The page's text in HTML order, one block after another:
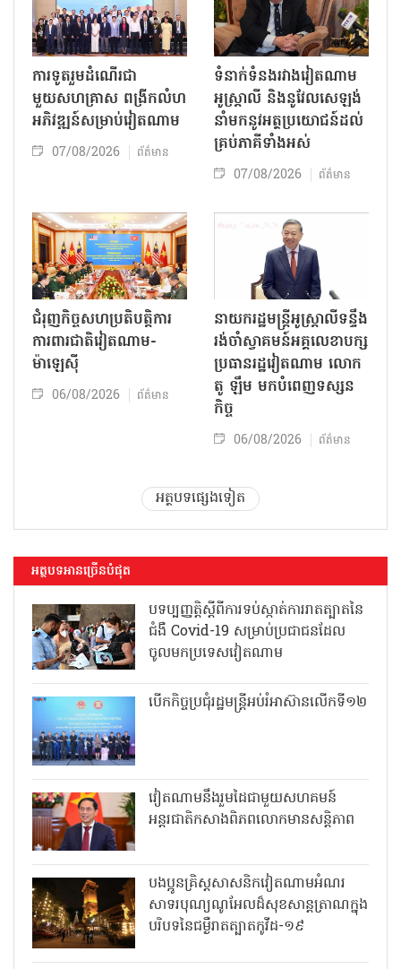
ការទូតរួមដំណើរជា
មួយសហគ្រាស ពង្រីកលំហ
អភិវឌ្ឍន៍សម្រាប់វៀតណាម
07/08/2026 ព័ត៌មាន
ទំនាក់ទំនងរវាងវៀតណាម
អូស្ត្រាលី និងនូវែលសេឡង់
នាំមកនូវអត្ថប្រយោជន៍ដល់
គ្រប់ភាគីទាំងអស់
07/08/2026 ព័ត៌មាន
ជំរុញកិច្ចសហប្រតិបត្តិការ
ការពារជាតិវៀតណាម-
ម៉ាឡេស៊ី
06/08/2026 ព័ត៌មាន
នាយករដ្ឋមន្ត្រីអូស្ត្រាលីទន្ទឹង
រង់ចាំស្វាគមន៍អគ្គលេខាបក្ស
ប្រធានរដ្ឋវៀតណាម លោក
តូ ឡឹម មកបំពេញទស្សន
កិច្ច
06/08/2026 ព័ត៌មាន
អត្ថបទផ្សេងទៀត
អត្ថបទអានច្រើនបំផុត
បទប្បញ្ញត្តិស្តីពីការទប់ស្កាត់ការរាតត្បាតនៃ
ជំងឺ Covid-19 សម្រាប់ប្រជាជនដែល
ចូលមកប្រទេសវៀតណាម
បើកកិច្ចប្រជុំរដ្ឋមន្ត្រីអប់រំអាស៊ានលើកទី១២
វៀតណាមនឹងរួមដៃជាមួយសហគមន៍
អន្តរជាតិកសាងពិភពលោកមានសន្តិភាព
បងប្អូនគ្រិស្តសាសនិកវៀតណាមអំណរ
សាទរបុណ្យណូអែលដ៏សុខសាន្តត្រាណក្នុង
បរិបទនៃជម្ងឺរាតត្បាតកូវីដ-១៩